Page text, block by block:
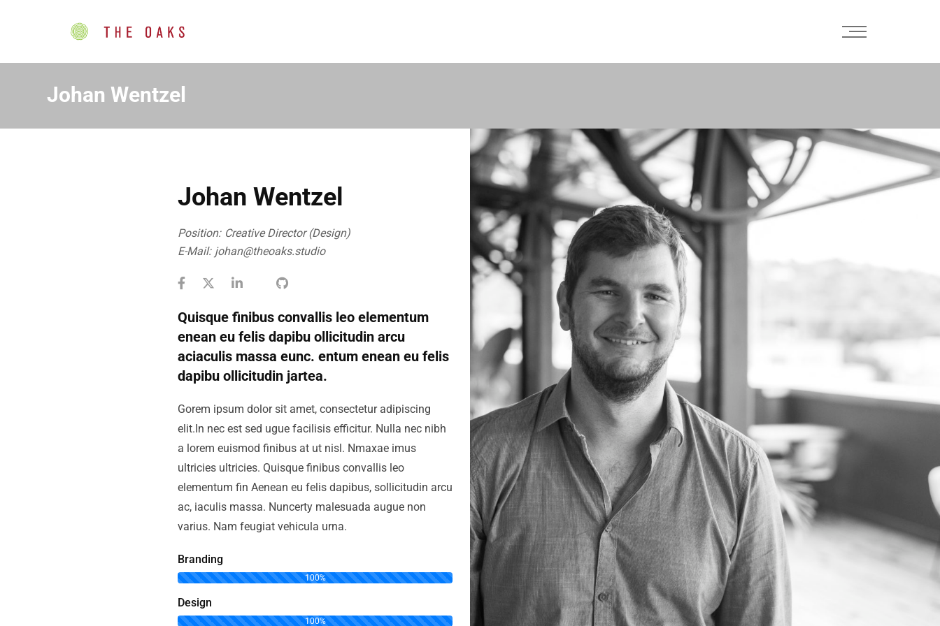
Johan Wentzel
Johan Wentzel
Position: Creative Director (Design)
E-Mail: johan@theoaks.studio
Quisque finibus convallis leo elementum
enean eu felis dapibu ollicitudin arcu
aciaculis massa eunc. entum enean eu felis
dapibu ollicitudin jartea.
Gorem ipsum dolor sit amet, consectetur adipiscing
elit.In nec est sed ugue facilisis efficitur. Nulla nec nibh
a lorem euismod finibus at ut nisl. Nmaxae imus
ultricies ultricies. Quisque finibus convallis leo
elementum fin Aenean eu felis dapibus, sollicitudin arcu
ac, iaculis massa. Nuncerty malesuada augue non
varius. Nam feugiat vehicula urna.
Branding
100%
Design
100%